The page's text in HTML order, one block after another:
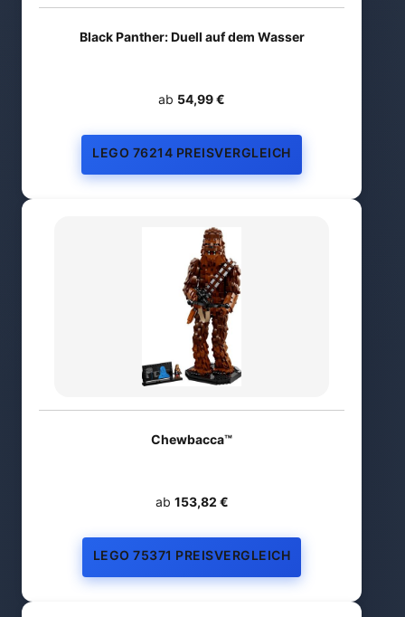
Black Panther: Duell auf dem Wasser
ab 54,99 €
LEGO 76214 PREISVERGLEICH
Chewbacca™
ab 153,82 €
LEGO 75371 PREISVERGLEICH